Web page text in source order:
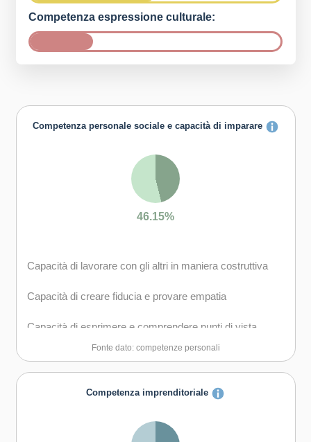
Competenza espressione culturale:
Competenza personale sociale e capacità di imparare
46.15%
Capacità di lavorare con gli altri in maniera costruttiva
Capacità di creare fiducia e provare empatia
Capacità di esprimere e comprendere punti di vista
Capacità di negoziare
Capacità di gestire il proprio apprendimento e la propria
Fonte dato: competenze personali
Competenza imprenditoriale